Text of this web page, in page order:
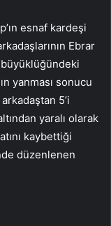
esnaf kardeşi
Ebrar
yanması sonucu
5’i
yaralı olarak
kaybettiği
düzenlenen